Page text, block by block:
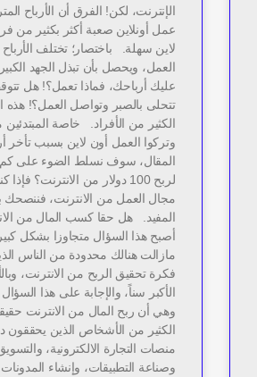
الإنترنت، لكن! الفرق أن الأرباح
عمل أونلاين صعبة أكثر بكثير
لاين سهلة. باختصار؛ تختلف
العمل، ويحصل بأن تبذل الجهد
عليك أرباحك، فماذا تعمل؟! هل
تتحلى بالصبر وتواصل العمل؟! هذه
الكثير من الأفراد. خاصة المبتدئين
وتركوا العمل أون لاين بسبب تأخر
المقال، سوف نسلط الضوء على
لربح 100 دولار من الانترنت؟
مجال العمل من الانترنت، فننصحك
المفيد. هل حقا كسب المال من
أصبح هذا السؤال متجاوزا بشكل
مازالت هنالك محدودة من الناس
فكرة تحقيق الربح من الانترنت،
الأكبر سناً، والإجابة على هذا
وهي أن ربح المال من الانترنت
الكثير من الأشخاص الذين يحققون
منصات التجارة الالكترونية،
وصناعة التطبيقات، وإنشاء المدونات